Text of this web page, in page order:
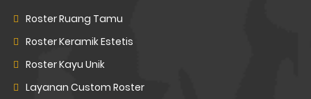
Roster Ruang Tamu
Roster Keramik Estetis
Roster Kayu Unik
Layanan Custom Roster